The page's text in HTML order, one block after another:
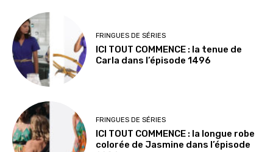
FRINGUES DE SÉRIES
ICI TOUT COMMENCE : la tenue de
Carla dans l’épisode 1496
FRINGUES DE SÉRIES
ICI TOUT COMMENCE : la longue robe
colorée de Jasmine dans l’épisode